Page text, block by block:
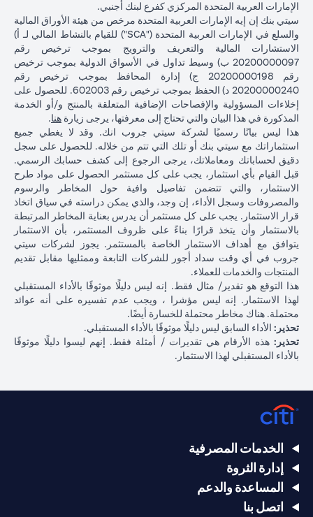
الإمارات العربية المتحدة المركزي كفرع لبنك أجنبي.
سيتي بنك إن إيه الإمارات العربية المتحدة مرخص من هيئة الأوراق المالية
والسلع في الإمارات العربية المتحدة ("SCA") للقيام بالنشاط المالي لـ أ)
الاستشارات المالية والتعريف والترويج بموجب ترخيص رقم
20200000097 ب) وسيط تداول في الأسواق الدولية بموجب ترخيص
رقم 20200000198 ج) إدارة المحافظ بموجب ترخيص رقم
20200000240 د) الحفظ بموجب ترخيص رقم 602003. للحصول على
إخلاءات المسؤولية والإفصاحات الإضافية المتعلقة بالمنتج و/أو الخدمة
المذكورة في هذا البيان والتي تحتاج إلى معرفتها، يرجى زيارة هنا.
هذا ليس بيانًا رسميًا لشركة سيتي جروب انك. وقد لا يغطي جميع
استثماراتك مع سيتي بنك أو تلك التي تتم من خلاله. للحصول على سجل
دقيق لحساباتك ومعاملاتك، يرجى الرجوع إلى كشف حسابك الرسمي.
قبل القيام بأي استثمار، يجب على كل مستثمر الحصول على مواد طرح
الاستثمار، والتي تتضمن تفاصيل وافية حول المخاطر والرسوم
والمصروفات وسجل الأداء، إن وجد، والذي يمكن دراسته في سياق اتخاذ
قرار الاستثمار. يجب على كل مستثمر أن يدرس بعناية المخاطر المرتبطة
بالاستثمار وأن يتخذ قرارًا بناءً على ظروف المستثمر، بأن الاستثمار
يتوافق مع أهداف الاستثمار الخاصة بالمستثمر. يجوز لشركات سيتي
جروب في أي وقت سداد أجور للشركات التابعة وممثليها مقابل تقديم
المنتجات والخدمات للعملاء.
هذا التوقع هو تقدير/ مثال فقط. إنه ليس دليلًا موثوقًا بالأداء المستقبلي
لهذا الاستثمار. إنه ليس مؤشرا ، ويجب عدم تفسيره على أنه عوائد
محتملة. هناك مخاطر محتملة للخسارة أيضًا.
تحذير: الأداء السابق ليس دليلًا موثوقًا بالأداء المستقبلي.
تحذير: هذه الأرقام هي تقديرات / أمثلة فقط. إنهم ليسوا دليلًا موثوقًا
بالأداء المستقبلي لهذا الاستثمار.
الخدمات المصرفية
إدارة الثروة
المساعدة والدعم
اتصل بنا